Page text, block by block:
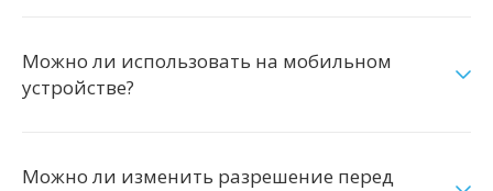
Можно ли использовать на мобильном
устройстве?
Можно ли изменить разрешение перед